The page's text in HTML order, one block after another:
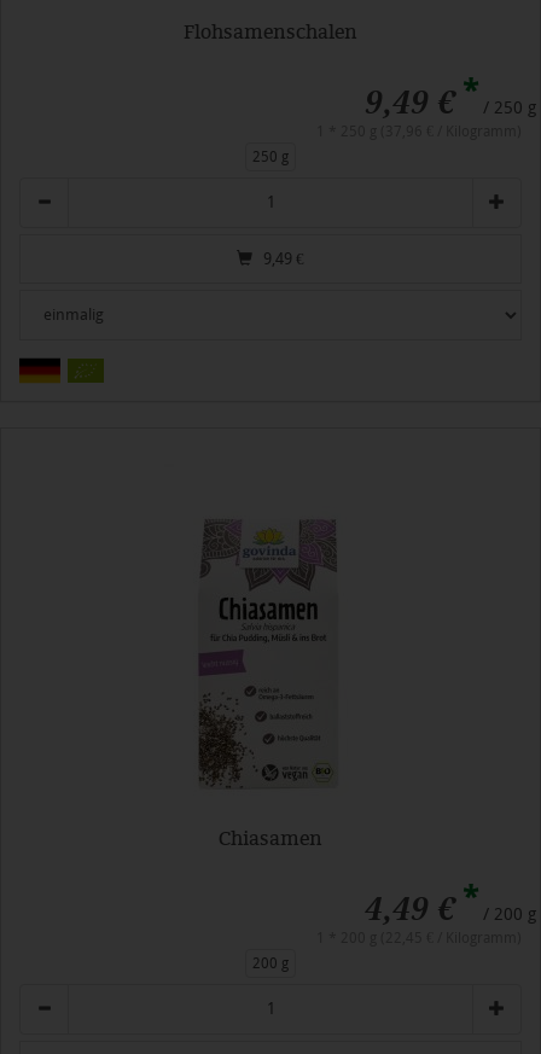
Flohsamenschalen
9,49 €* / 250 g
250 g
9,49 €
Chiasamen
4,49 €* / 200 g
200 g